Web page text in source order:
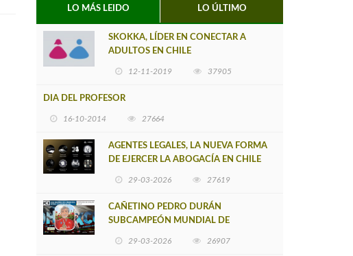
LO MÁS LEIDO LO ÚLTIMO
SKOKKA, LÍDER EN CONECTAR A
ADULTOS EN CHILE
12-11-2019 37905
DIA DEL PROFESOR
16-10-2014 27664
AGENTES LEGALES, LA NUEVA FORMA
DE EJERCER LA ABOGACÍA EN CHILE
29-03-2026 27619
CAÑETINO PEDRO DURÁN
SUBCAMPEÓN MUNDIAL DE
29-03-2026 26907